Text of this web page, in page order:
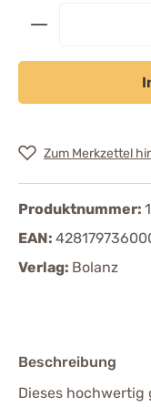
Zum Merkzettel
Produktnummer:
EAN:
Verlag: Bolanz
Beschreibung
Dieses hochwertig